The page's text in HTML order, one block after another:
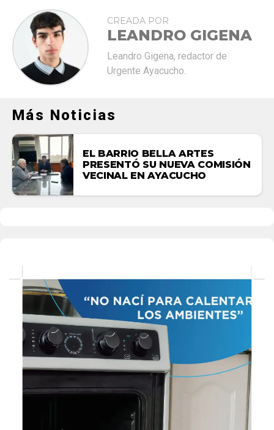
CREADA POR
LEANDRO GIGENA
Leandro Gigena, redactor de
Urgente Ayacucho.
Más Noticias
EL BARRIO BELLA ARTES
PRESENTÓ SU NUEVA COMISIÓN
VECINAL EN AYACUCHO